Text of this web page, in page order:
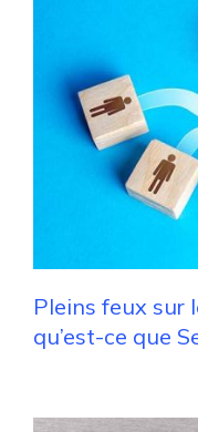
Pleins feux sur
qu’est-ce que